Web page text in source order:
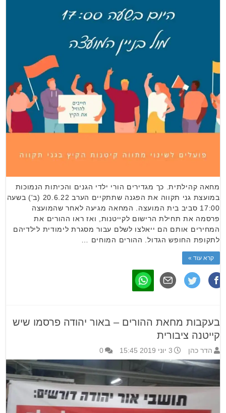
מחאה קהילתית. כך מגדירים הורי ילדי הגנים והכיתות הנמוכות
במועצת גני תקווה את הפגנה שתתקיים הערב 20.6.22 (ב') בשעה
17:00 סביב בית המועצה. המחאה מגיעה לאחר שהמועצה
פרסמה את תחילת הרישום לקייטנות, ואז ראו ההורים את
המחירים אותם הם ייאלצו לשלם עבור מסגרת לימודית לילדיהם
לתקופת החופש הגדול. ההורים המוחים …
קרא עוד »
בעקבות מחאת ההורים – באור יהודה פרסמו שיש
קייטנה ציבורית
הדר כהן 3 יוני 2019 15:45 0